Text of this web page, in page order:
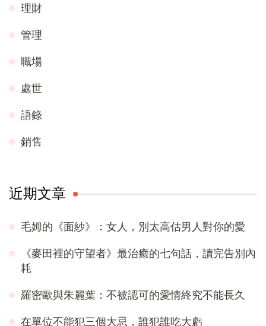
理財
管理
職場
處世
語錄
銷售
近期文章
毛姆的《面紗》：女人，別太高估男人對你的愛
《麥田裡的守望者》最治癒的七句話，讀完告別內
耗
羅密歐與朱麗葉：不被認可的愛情終究不能長久
在單位不能犯三個大忌，誰犯誰吃大虧